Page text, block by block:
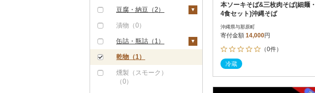
（0）
その他魚介・加工品
（1）
その他果物（1）
びわ（0）
ブルーベリー（0）
パイナップル（1）
栗（0）
その他酒（0）
その他洋菓子（2）
煎餅・おかき（0）
羊羹（0）
饅頭（0）
大福（0）
豆腐・納豆（2）
豆腐（2）
納豆（0）
漬物（0）
缶詰・瓶詰（1）
肉（0）
魚（0）
乾物（1）
燻製（スモーク）
（0）
本ソーキそば&三枚肉そば(細麺・
4食セット)沖縄そば
沖縄県与那原町
寄付金額 14,000円
（0件）
冷蔵